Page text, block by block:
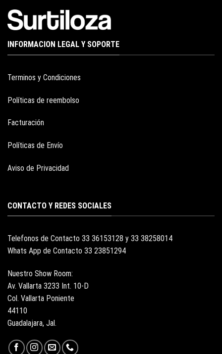
INFORMACION LEGAL Y SOPORTE
Terminos y Condiciones
Políticas de reembolso
Facturación
Políticas de Envío
Aviso de Privacidad
CONTACTO Y REDES SOCIALES
Telefonos de Contacto 33 36153128 y 33 38258014
Whats App de Contacto 33 23851294
Nuestro Show Room:
Av. Vallarta 3233 Int. 10-D
Col. Vallarta Poniente
44110
Guadalajara, Jal.